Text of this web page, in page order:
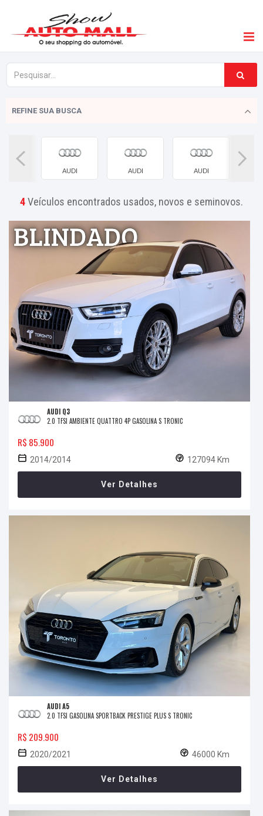
REFINE SUA BUSCA
AUDI AUDI AUDI
4Veículos encontrados usados, novos e seminovos.
AUDI Q3
2.0 TFSI AMBIENTE QUATTRO 4P GASOLINA S TRONIC
R$ 85.900
2014/2014 127094 Km
Ver Detalhes
AUDI A5
2.0 TFSI GASOLINA SPORTBACK PRESTIGE PLUS S TRONIC
R$ 209.900
2020/2021 46000 Km
Ver Detalhes